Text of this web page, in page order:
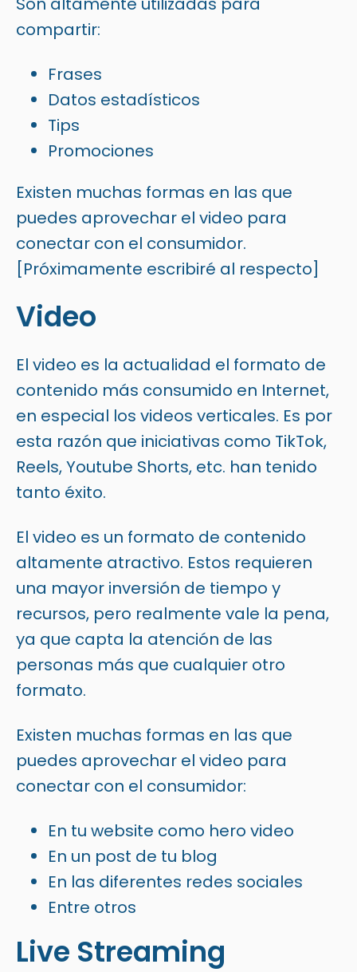
compartir:
Frases
Datos estadísticos
Tips
Promociones
Existen muchas formas en las que
puedes aprovechar el video para
conectar con el consumidor.
[Próximamente escribiré al respecto]
Video
El video es la actualidad el formato de
contenido más consumido en Internet,
en especial los videos verticales. Es por
esta razón que iniciativas como TikTok,
Reels, Youtube Shorts, etc. han tenido
tanto éxito.
El video es un formato de contenido
altamente atractivo. Estos requieren
una mayor inversión de tiempo y
recursos, pero realmente vale la pena,
ya que capta la atención de las
personas más que cualquier otro
formato.
Existen muchas formas en las que
puedes aprovechar el video para
conectar con el consumidor:
En tu website como hero video
En un post de tu blog
En las diferentes redes sociales
Entre otros
Live Streaming